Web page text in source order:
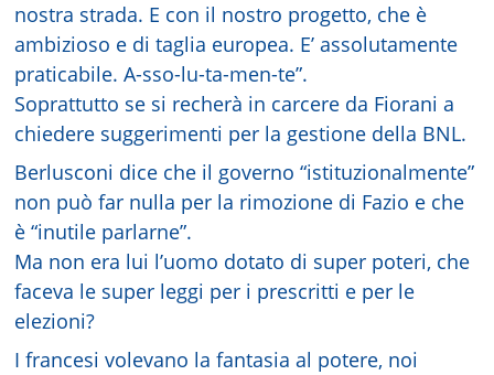
nostra strada. E con il nostro progetto, che è
ambizioso e di taglia europea. E’ assolutamente
praticabile. A-sso-lu-ta-men-te”.
Soprattutto se si recherà in carcere da Fiorani a
chiedere suggerimenti per la gestione della BNL.
Berlusconi dice che il governo “istituzionalmente”
non può far nulla per la rimozione di Fazio e che
è “inutile parlarne”.
Ma non era lui l’uomo dotato di super poteri, che
faceva le super leggi per i prescritti e per le
elezioni?
I francesi volevano la fantasia al potere, noi